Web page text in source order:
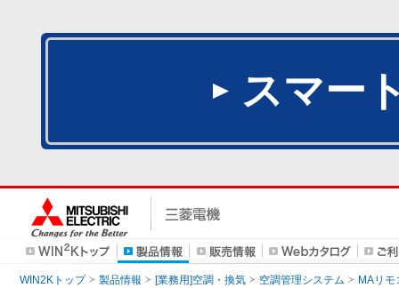
スマー
WIN2Kトップ 製品情報 [業務用]空調・換気 空調管理システム MAリモ